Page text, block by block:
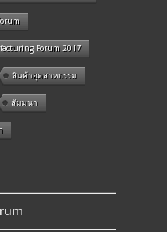
Forum 2017
สินค้าอุตสาหกรรม
สัมมนา